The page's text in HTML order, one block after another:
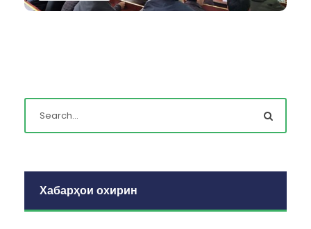
Хабарҳои охирин